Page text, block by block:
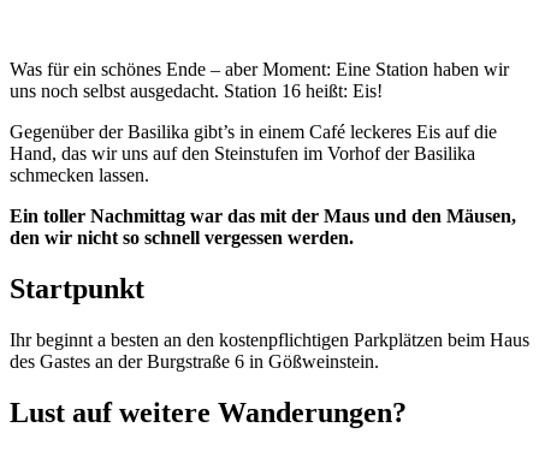
Was für ein schönes Ende – aber Moment: Eine Station haben wir
uns noch selbst ausgedacht. Station 16 heißt: Eis!
Gegenüber der Basilika gibt’s in einem Café leckeres Eis auf die
Hand, das wir uns auf den Steinstufen im Vorhof der Basilika
schmecken lassen.
Ein toller Nachmittag war das mit der Maus und den Mäusen,
den wir nicht so schnell vergessen werden.
Startpunkt
Ihr beginnt a besten an den kostenpflichtigen Parkplätzen beim Haus
des Gastes an der Burgstraße 6 in Gößweinstein.
Lust auf weitere Wanderungen?